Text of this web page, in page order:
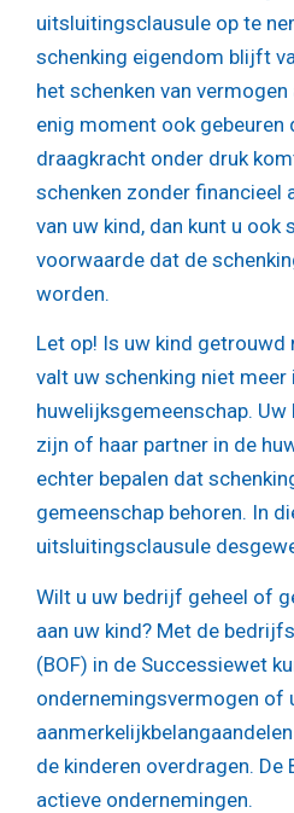
uitsluitingsclausule op te
schenking eigendom blijft
het schenken van
enig moment ook gebeuren
draagkracht onder druk
schenken zonder financieel
van uw kind, dan kunt u ook
voorwaarde dat de
worden.
Let op! Is uw kind getrouwd
valt uw schenking niet meer
huwelijksgemeenschap.
zijn of haar partner in de
echter bepalen dat
gemeenschap behoren. In
uitsluitingsclausule
Wilt u uw bedrijf geheel of
aan uw kind? Met de
(BOF) in de Successiewet
ondernemingsvermogen of
de kinderen overdragen. De
actieve ondernemingen.